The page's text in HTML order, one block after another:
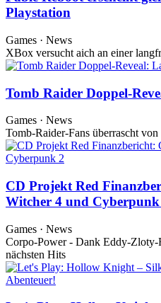
Playstation
Games · News
XBox versucht aich an einer
Tomb Raider Doppel-
Games · News
Tomb-Raider-Fans überrascht
CD Projekt Red
Witcher 4 und Cyberpunk
Games · News
Corpo-Power - Dank Eddy-Zloty-
nächsten Hits